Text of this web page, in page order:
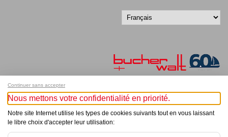
Inscrivez-vous à notre newsletter !
Tous droits réservés - Informations non contractuelles
Continuer sans accepter
Nous mettons votre confidentialité en priorité.
Notre site Internet utilise les types de cookies suivants tout en vous laissant
le libre choix d'accepter leur utilisation: